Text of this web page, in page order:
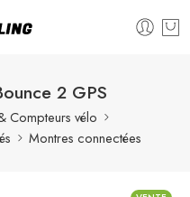
2 GPS
Compteurs vélo
Montres connectées